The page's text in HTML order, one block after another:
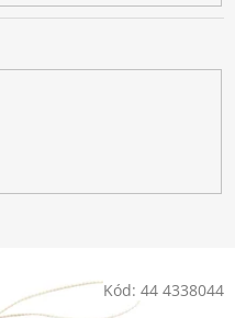
Kód: 44 4338044